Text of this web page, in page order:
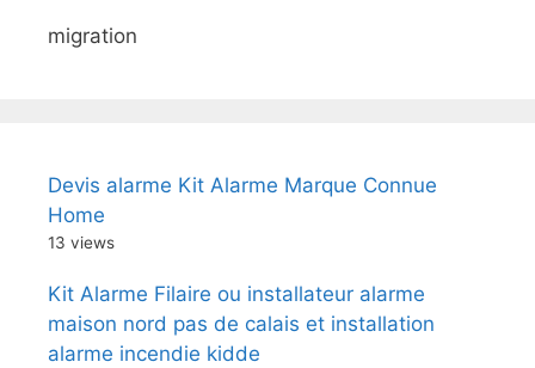
migration
Devis alarme Kit Alarme Marque Connue
Home
13 views
Kit Alarme Filaire ou installateur alarme
maison nord pas de calais et installation
alarme incendie kidde